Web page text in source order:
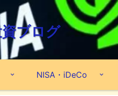
ブログ
NISA・iDeCo